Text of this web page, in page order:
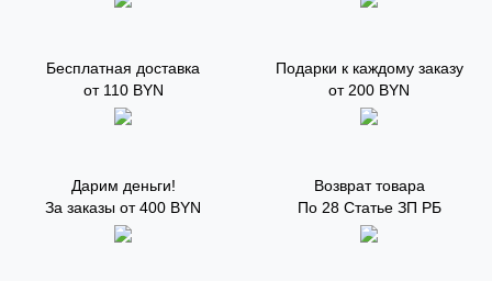
Бесплатная доставка
от 110 BYN
Подарки к каждому заказу
от 200 BYN
Дарим деньги!
За заказы от 400 BYN
Возврат товара
По 28 Статье ЗП РБ